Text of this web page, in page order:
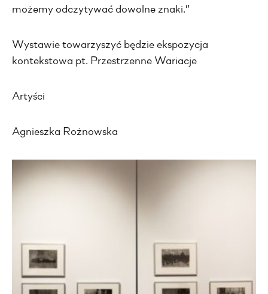
możemy odczytywać dowolne znaki.”
Wystawie towarzyszyć będzie ekspozycja
kontekstowa pt. Przestrzenne Wariacje
Artyści
Agnieszka Rożnowska